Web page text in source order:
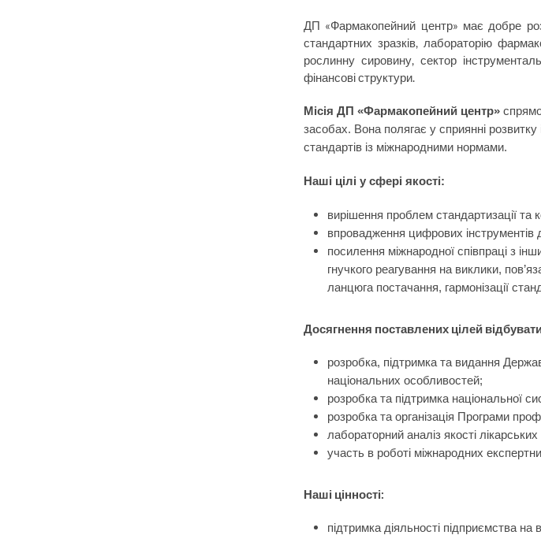
ДП «Фармакопейний центр» має добре
стандартних зразків, лабораторію
рослинну сировину, сектор
фінансові структури.
Місія ДП «Фармакопейний центр»
засобах. Вона полягає у сприянні розвитку
стандартів із міжнародними нормами.
Наші цілі у сфері якості:
вирішення проблем стандартизації та
впровадження цифрових інструментів
посилення міжнародної співпраці з
гнучкого реагування на виклики,
ланцюга постачання, гармонізації
Досягнення поставлених цілей
розробка, підтримка та видання
національних особливостей;
розробка та підтримка національної
розробка та організація Програми
лабораторний аналіз якості
участь в роботі міжнародних
Наші цінності:
підтримка діяльності підприємства на